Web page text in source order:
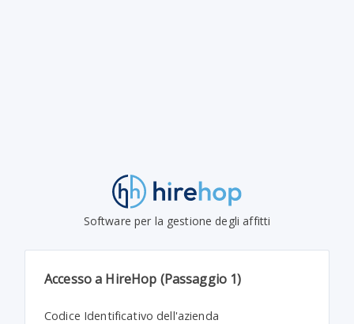
Software per la gestione degli affitti
Accesso a HireHop (Passaggio 1)
Codice Identificativo dell'azienda